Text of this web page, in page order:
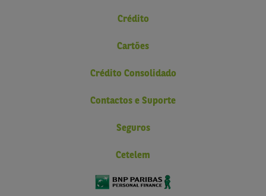
Crédito
Cartões
Crédito Consolidado
Contactos e Suporte
Seguros
Cetelem